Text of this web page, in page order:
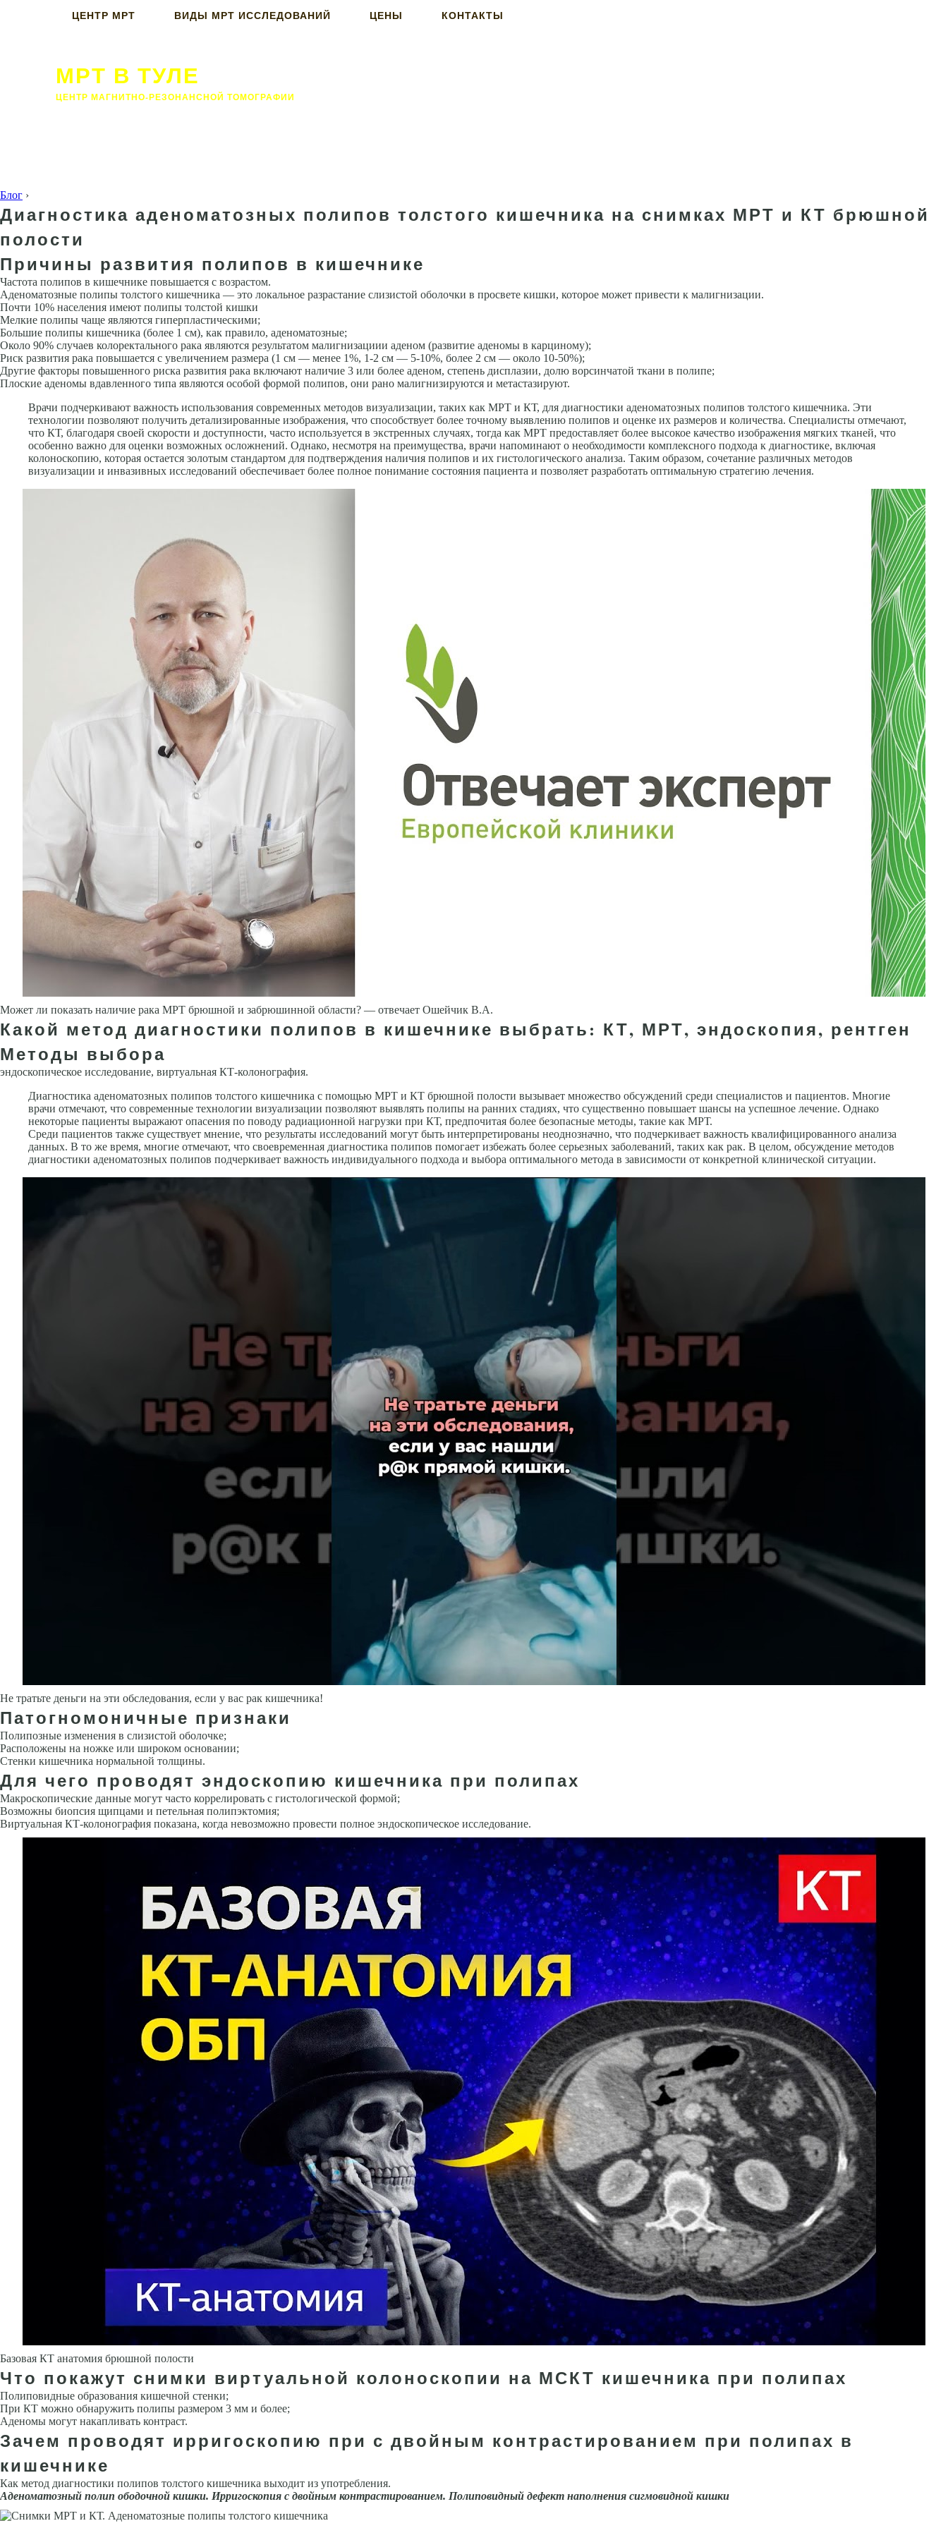
ЦЕНТР МРТ ВИДЫ МРТ ИССЛЕДОВАНИЙ ЦЕНЫ КОНТАКТЫ
МРТ В ТУЛЕ
ЦЕНТР МАГНИТНО-РЕЗОНАНСНОЙ ТОМОГРАФИИ
Блог ›
Диагностика аденоматозных полипов толстого кишечника на снимках МРТ и КТ брюшной
полости
Причины развития полипов в кишечнике
Частота полипов в кишечнике повышается с возрастом.
Аденоматозные полипы толстого кишечника — это локальное разрастание слизистой оболочки в просвете кишки, которое может привести к малигнизации.
Почти 10% населения имеют полипы толстой кишки
Мелкие полипы чаще являются гиперпластическими;
Большие полипы кишечника (более 1 см), как правило, аденоматозные;
Около 90% случаев колоректального рака являются результатом малигнизациии аденом (развитие аденомы в карциному);
Риск развития рака повышается с увеличением размера (1 см — менее 1%, 1-2 см — 5-10%, более 2 см — около 10-50%);
Другие факторы повышенного риска развития рака включают наличие 3 или более аденом, степень дисплазии, долю ворсинчатой ткани в полипе;
Плоские аденомы вдавленного типа являются особой формой полипов, они рано малигнизируются и метастазируют.
Врачи подчеркивают важность использования современных методов визуализации, таких как МРТ и КТ, для диагностики аденоматозных полипов толстого кишечника. Эти
технологии позволяют получить детализированные изображения, что способствует более точному выявлению полипов и оценке их размеров и количества. Специалисты отмечают,
что КТ, благодаря своей скорости и доступности, часто используется в экстренных случаях, тогда как МРТ предоставляет более высокое качество изображения мягких тканей, что
особенно важно для оценки возможных осложнений. Однако, несмотря на преимущества, врачи напоминают о необходимости комплексного подхода к диагностике, включая
колоноскопию, которая остается золотым стандартом для подтверждения наличия полипов и их гистологического анализа. Таким образом, сочетание различных методов
визуализации и инвазивных исследований обеспечивает более полное понимание состояния пациента и позволяет разработать оптимальную стратегию лечения.
Может ли показать наличие рака МРТ брюшной и забрюшинной области? — отвечает Ошейчик В.А.
Какой метод диагностики полипов в кишечнике выбрать: КТ, МРТ, эндоскопия, рентген
Методы выбора
эндоскопическое исследование, виртуальная КТ-колонография.
Диагностика аденоматозных полипов толстого кишечника с помощью МРТ и КТ брюшной полости вызывает множество обсуждений среди специалистов и пациентов. Многие
врачи отмечают, что современные технологии визуализации позволяют выявлять полипы на ранних стадиях, что существенно повышает шансы на успешное лечение. Однако
некоторые пациенты выражают опасения по поводу радиационной нагрузки при КТ, предпочитая более безопасные методы, такие как МРТ.
Среди пациентов также существует мнение, что результаты исследований могут быть интерпретированы неоднозначно, что подчеркивает важность квалифицированного анализа
данных. В то же время, многие отмечают, что своевременная диагностика полипов помогает избежать более серьезных заболеваний, таких как рак. В целом, обсуждение методов
диагностики аденоматозных полипов подчеркивает важность индивидуального подхода и выбора оптимального метода в зависимости от конкретной клинической ситуации.
Не тратьте деньги на эти обследования, если у вас рак кишечника!
Патогномоничные признаки
Полипозные изменения в слизистой оболочке;
Расположены на ножке или широком основании;
Стенки кишечника нормальной толщины.
Для чего проводят эндоскопию кишечника при полипах
Макроскопические данные могут часто коррелировать с гистологической формой;
Возможны биопсия щипцами и петельная полипэктомия;
Виртуальная КТ-колонография показана, когда невозможно провести полное эндоскопическое исследование.
Базовая КТ анатомия брюшной полости
Что покажут снимки виртуальной колоноскопии на МСКТ кишечника при полипах
Полиповидные образования кишечной стенки;
При КТ можно обнаружить полипы размером 3 мм и более;
Аденомы могут накапливать контраст.
Зачем проводят ирригоскопию при с двойным контрастированием при полипах в
кишечнике
Как метод диагностики полипов толстого кишечника выходит из употребления.
Аденоматозный полип ободочной кишки. Ирригоскопия с двойным контрастированием. Полиповидный дефект наполнения сигмовидной кишки